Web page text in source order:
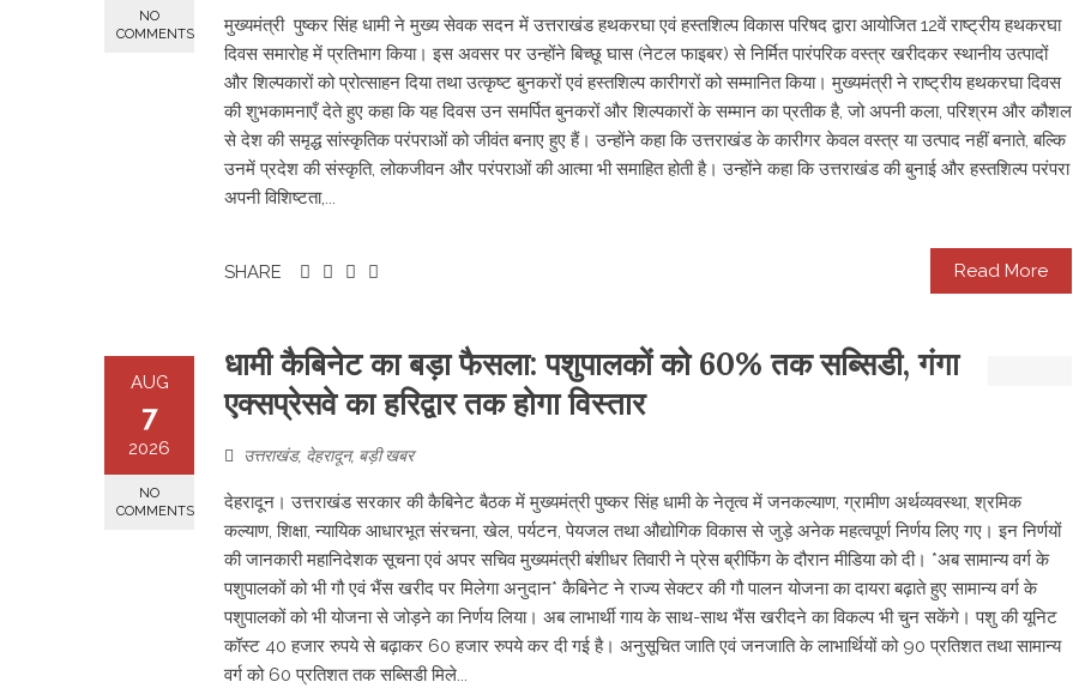
NO
COMMENTS
मुख्यमंत्री पुष्कर सिंह धामी ने मुख्य सेवक सदन में उत्तराखंड हथकरघा एवं हस्तशिल्प विकास परिषद द्वारा आयोजित 12वें राष्ट्रीय हथकरघा
दिवस समारोह में प्रतिभाग किया। इस अवसर पर उन्होंने बिच्छू घास (नेटल फाइबर) से निर्मित पारंपरिक वस्त्र खरीदकर स्थानीय उत्पादों
और शिल्पकारों को प्रोत्साहन दिया तथा उत्कृष्ट बुनकरों एवं हस्तशिल्प कारीगरों को सम्मानित किया। मुख्यमंत्री ने राष्ट्रीय हथकरघा दिवस
की शुभकामनाएँ देते हुए कहा कि यह दिवस उन समर्पित बुनकरों और शिल्पकारों के सम्मान का प्रतीक है, जो अपनी कला, परिश्रम और कौशल
से देश की समृद्ध सांस्कृतिक परंपराओं को जीवंत बनाए हुए हैं। उन्होंने कहा कि उत्तराखंड के कारीगर केवल वस्त्र या उत्पाद नहीं बनाते, बल्कि
उनमें प्रदेश की संस्कृति, लोकजीवन और परंपराओं की आत्मा भी समाहित होती है। उन्होंने कहा कि उत्तराखंड की बुनाई और हस्तशिल्प परंपरा
अपनी विशिष्टता,...
Read More
SHARE
AUG
7
2026
NO
COMMENTS
​धामी कैबिनेट का बड़ा फैसला: पशुपालकों को 60% तक सब्सिडी, गंगा
एक्सप्रेसवे का हरिद्वार तक होगा विस्तार
उत्तराखंड, देहरादून, बड़ी खबर
देहरादून। उत्तराखंड सरकार की कैबिनेट बैठक में मुख्यमंत्री पुष्कर सिंह धामी के नेतृत्व में जनकल्याण, ग्रामीण अर्थव्यवस्था, श्रमिक
कल्याण, शिक्षा, न्यायिक आधारभूत संरचना, खेल, पर्यटन, पेयजल तथा औद्योगिक विकास से जुड़े अनेक महत्वपूर्ण निर्णय लिए गए। इन निर्णयों
की जानकारी महानिदेशक सूचना एवं अपर सचिव मुख्यमंत्री बंशीधर तिवारी ने प्रेस ब्रीफिंग के दौरान मीडिया को दी। *अब सामान्य वर्ग के
पशुपालकों को भी गौ एवं भैंस खरीद पर मिलेगा अनुदान* कैबिनेट ने राज्य सेक्टर की गौ पालन योजना का दायरा बढ़ाते हुए सामान्य वर्ग के
पशुपालकों को भी योजना से जोड़ने का निर्णय लिया। अब लाभार्थी गाय के साथ-साथ भैंस खरीदने का विकल्प भी चुन सकेंगे। पशु की यूनिट
कॉस्ट 40 हजार रुपये से बढ़ाकर 60 हजार रुपये कर दी गई है। अनुसूचित जाति एवं जनजाति के लाभार्थियों को 90 प्रतिशत तथा सामान्य
वर्ग को 60 प्रतिशत तक सब्सिडी मिले...